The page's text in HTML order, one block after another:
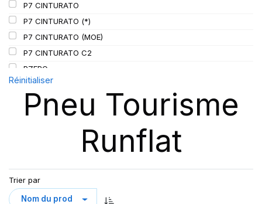
P7 CINTURATO
P7 CINTURATO (*)
P7 CINTURATO (MOE)
P7 CINTURATO C2
PZERO
P ZERO 5
PZERO PZ4
PZERO R-F ELCT
R-F P7 CINTURATO (*) K1
Réinitialiser
Pneu Tourisme
Runflat
Trier par